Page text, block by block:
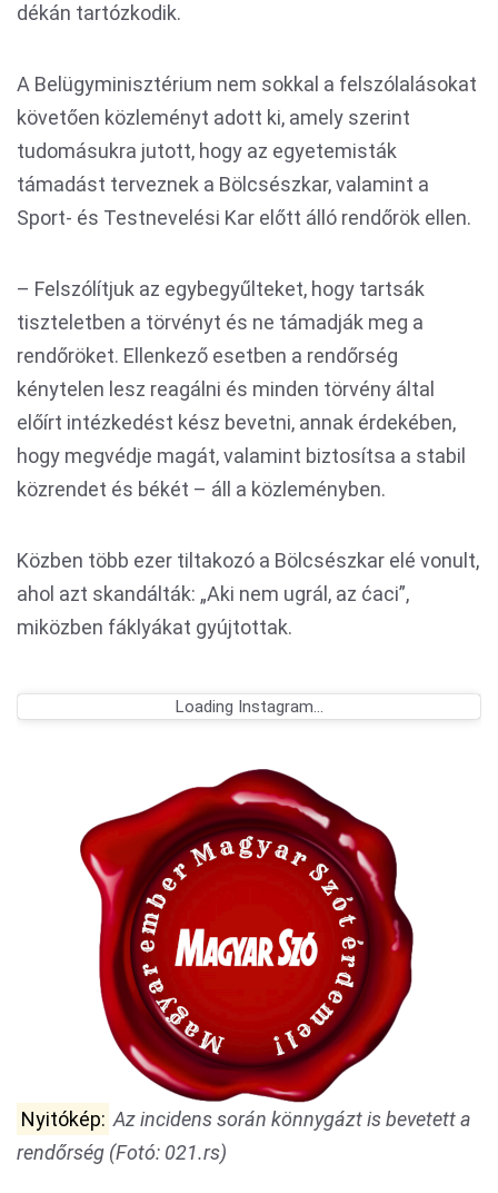
dékán tartózkodik.
A Belügyminisztérium nem sokkal a felszólalásokat
követően közleményt adott ki, amely szerint
tudomásukra jutott, hogy az egyetemisták
támadást terveznek a Bölcsészkar, valamint a
Sport- és Testnevelési Kar előtt álló rendőrök ellen.
– Felszólítjuk az egybegyűlteket, hogy tartsák
tiszteletben a törvényt és ne támadják meg a
rendőröket. Ellenkező esetben a rendőrség
kénytelen lesz reagálni és minden törvény által
előírt intézkedést kész bevetni, annak érdekében,
hogy megvédje magát, valamint biztosítsa a stabil
közrendet és békét – áll a közleményben.
Közben több ezer tiltakozó a Bölcsészkar elé vonult,
ahol azt skandálták: „Aki nem ugrál, az ćaci”,
miközben fáklyákat gyújtottak.
Loading Instagram...
Nyitókép: Az incidens során könnygázt is bevetett a
rendőrség (Fotó: 021.rs)